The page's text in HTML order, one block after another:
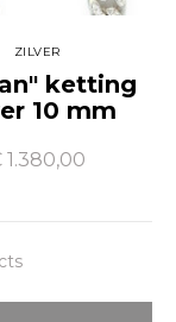
ZILVER
ketting
10 mm
1.380,00